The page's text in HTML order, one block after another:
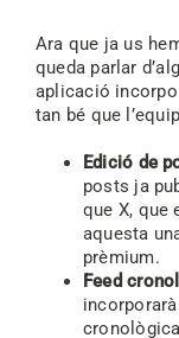
Ara que ja us
queda parlar
aplicació
tan bé que
Edició de
posts ja
que X, que
aquesta
prèmium.
Feed
incorporarà